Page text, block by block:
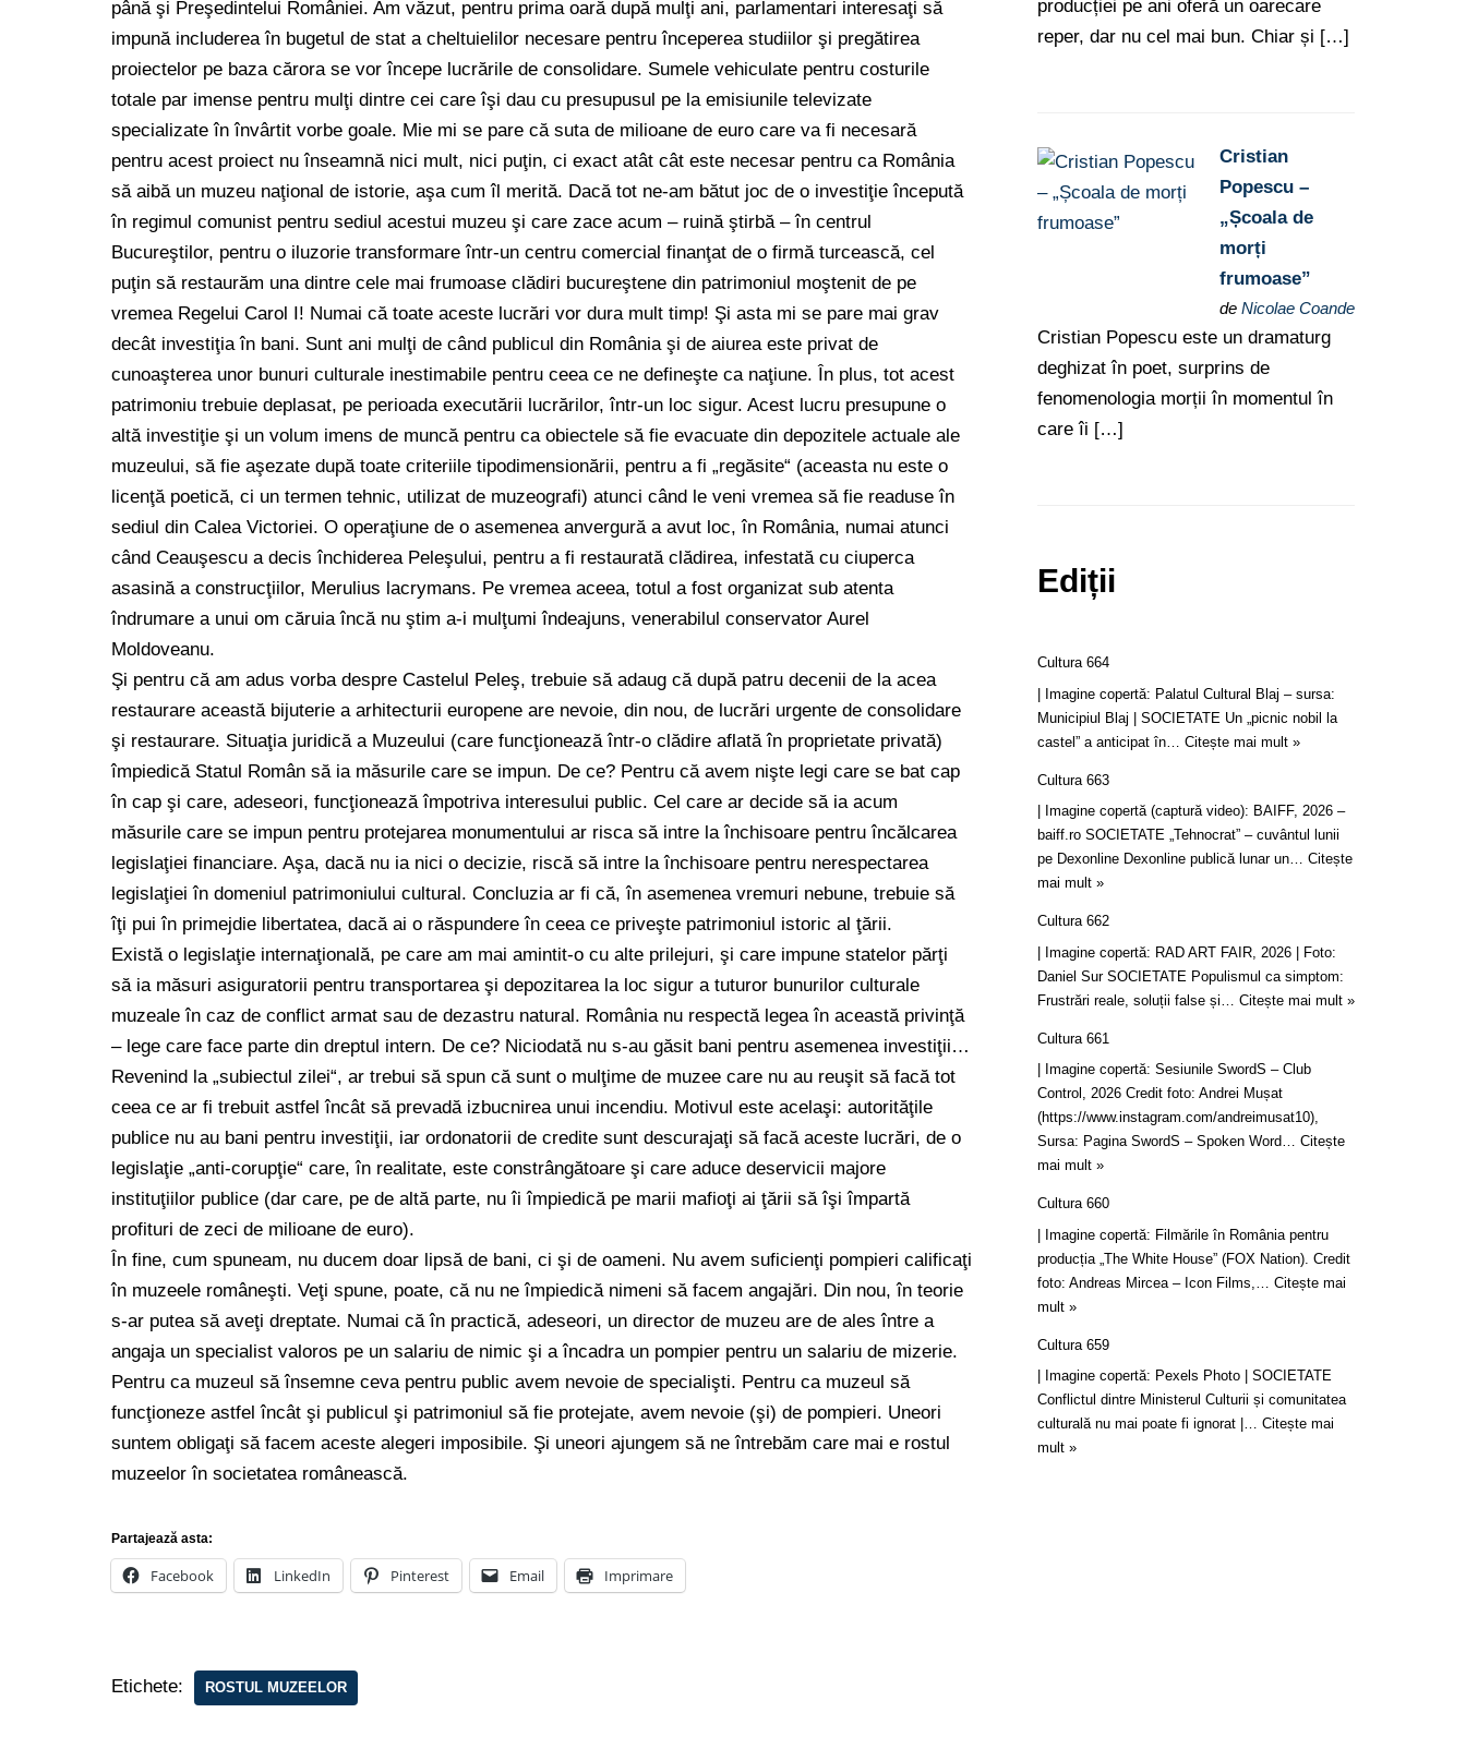
până şi Preşedintelui României. Am văzut, pentru prima oară după mulţi ani, parlamentari interesaţi să
impună includerea în bugetul de stat a cheltuielilor necesare pentru începerea studiilor şi pregătirea
proiectelor pe baza cărora se vor începe lucrările de consolidare. Sumele vehiculate pentru costurile
totale par imense pentru mulţi dintre cei care îşi dau cu presupusul pe la emisiunile televizate
specializate în învârtit vorbe goale. Mie mi se pare că suta de milioane de euro care va fi necesară
pentru acest proiect nu înseamnă nici mult, nici puţin, ci exact atât cât este necesar pentru ca România
să aibă un muzeu naţional de istorie, aşa cum îl merită. Dacă tot ne-am bătut joc de o investiţie începută
în regimul comunist pentru sediul acestui muzeu şi care zace acum – ruină ştirbă – în centrul
Bucureştilor, pentru o iluzorie transformare într-un centru comercial finanţat de o firmă turcească, cel
puţin să restaurăm una dintre cele mai frumoase clădiri bucureştene din patrimoniul moştenit de pe
vremea Regelui Carol I! Numai că toate aceste lucrări vor dura mult timp! Şi asta mi se pare mai grav
decât investiţia în bani. Sunt ani mulţi de când publicul din România şi de aiurea este privat de
cunoaşterea unor bunuri culturale inestimabile pentru ceea ce ne defineşte ca naţiune. În plus, tot acest
patrimoniu trebuie deplasat, pe perioada executării lucrărilor, într-un loc sigur. Acest lucru presupune o
altă investiţie şi un volum imens de muncă pentru ca obiectele să fie evacuate din depozitele actuale ale
muzeului, să fie aşezate după toate criteriile tipodimensionării, pentru a fi „regăsite“ (aceasta nu este o
licenţă poetică, ci un termen tehnic, utilizat de muzeografi) atunci când le veni vremea să fie readuse în
sediul din Calea Victoriei. O operaţiune de o asemenea anvergură a avut loc, în România, numai atunci
când Ceauşescu a decis închiderea Peleşului, pentru a fi restaurată clădirea, infestată cu ciuperca
asasină a construcţiilor, Merulius lacrymans. Pe vremea aceea, totul a fost organizat sub atenta
îndrumare a unui om căruia încă nu ştim a-i mulţumi îndeajuns, venerabilul conservator Aurel
Moldoveanu.
Şi pentru că am adus vorba despre Castelul Peleş, trebuie să adaug că după patru decenii de la acea
restaurare această bijuterie a arhitecturii europene are nevoie, din nou, de lucrări urgente de consolidare
şi restaurare. Situaţia juridică a Muzeului (care funcţionează într-o clădire aflată în proprietate privată)
împiedică Statul Român să ia măsurile care se impun. De ce? Pentru că avem nişte legi care se bat cap
în cap şi care, adeseori, funcţionează împotriva interesului public. Cel care ar decide să ia acum
măsurile care se impun pentru protejarea monumentului ar risca să intre la închisoare pentru încălcarea
legislaţiei financiare. Aşa, dacă nu ia nici o decizie, riscă să intre la închisoare pentru nerespectarea
legislaţiei în domeniul patrimoniului cultural. Concluzia ar fi că, în asemenea vremuri nebune, trebuie să
îţi pui în primejdie libertatea, dacă ai o răspundere în ceea ce priveşte patrimoniul istoric al ţării.
Există o legislaţie internaţională, pe care am mai amintit-o cu alte prilejuri, şi care impune statelor părţi
să ia măsuri asiguratorii pentru transportarea şi depozitarea la loc sigur a tuturor bunurilor culturale
muzeale în caz de conflict armat sau de dezastru natural. România nu respectă legea în această privinţă
– lege care face parte din dreptul intern. De ce? Niciodată nu s-au găsit bani pentru asemenea investiţii…
Revenind la „subiectul zilei“, ar trebui să spun că sunt o mulţime de muzee care nu au reuşit să facă tot
ceea ce ar fi trebuit astfel încât să prevadă izbucnirea unui incendiu. Motivul este acelaşi: autorităţile
publice nu au bani pentru investiţii, iar ordonatorii de credite sunt descurajaţi să facă aceste lucrări, de o
legislaţie „anti-corupţie“ care, în realitate, este constrângătoare şi care aduce deservicii majore
instituţiilor publice (dar care, pe de altă parte, nu îi împiedică pe marii mafioţi ai ţării să îşi împartă
profituri de zeci de milioane de euro).
În fine, cum spuneam, nu ducem doar lipsă de bani, ci şi de oameni. Nu avem suficienţi pompieri calificaţi
în muzeele româneşti. Veţi spune, poate, că nu ne împiedică nimeni să facem angajări. Din nou, în teorie
s-ar putea să aveţi dreptate. Numai că în practică, adeseori, un director de muzeu are de ales între a
angaja un specialist valoros pe un salariu de nimic şi a încadra un pompier pentru un salariu de mizerie.
Pentru ca muzeul să însemne ceva pentru public avem nevoie de specialişti. Pentru ca muzeul să
funcţioneze astfel încât şi publicul şi patrimoniul să fie protejate, avem nevoie (şi) de pompieri. Uneori
suntem obligaţi să facem aceste alegeri imposibile. Şi uneori ajungem să ne întrebăm care mai e rostul
muzeelor în societatea românească.
Partajează asta:
Facebook LinkedIn Pinterest Email Imprimare
Etichete: ROSTUL MUZEELOR
producției pe ani oferă un oarecare
reper, dar nu cel mai bun. Chiar și […]
Cristian
Popescu –
„Școala de
morți
frumoase”
de Nicolae Coande
Cristian Popescu este un dramaturg
deghizat în poet, surprins de
fenomenologia morții în momentul în
care îi […]
Ediții
Cultura 664
| Imagine copertă: Palatul Cultural Blaj – sursa:
Municipiul Blaj | SOCIETATE Un „picnic nobil la
castel” a anticipat în… Citește mai mult »
Cultura 663
| Imagine copertă (captură video): BAIFF, 2026 –
baiff.ro SOCIETATE „Tehnocrat” – cuvântul lunii
pe Dexonline Dexonline publică lunar un… Citește
mai mult »
Cultura 662
| Imagine copertă: RAD ART FAIR, 2026 | Foto:
Daniel Sur SOCIETATE Populismul ca simptom:
Frustrări reale, soluții false și… Citește mai mult »
Cultura 661
| Imagine copertă: Sesiunile SwordS – Club
Control, 2026 Credit foto: Andrei Mușat
(https://www.instagram.com/andreimusat10),
Sursa: Pagina SwordS – Spoken Word… Citește
mai mult »
Cultura 660
| Imagine copertă: Filmările în România pentru
producția „The White House” (FOX Nation). Credit
foto: Andreas Mircea – Icon Films,… Citește mai
mult »
Cultura 659
| Imagine copertă: Pexels Photo | SOCIETATE
Conflictul dintre Ministerul Culturii și comunitatea
culturală nu mai poate fi ignorat |… Citește mai
mult »